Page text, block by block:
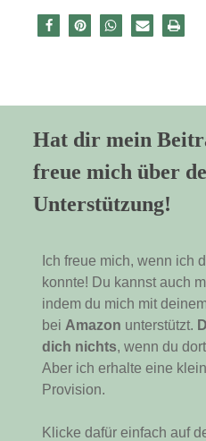
Hat dir mein
freue mich über
Unterstützung!
Ich freue mich, wenn ich
konnte! Du kannst auch
indem du mich mit
bei Amazon unterstützt.
dich nichts, wenn du
Aber ich erhalte eine
Provision.
Klicke dafür einfach auf